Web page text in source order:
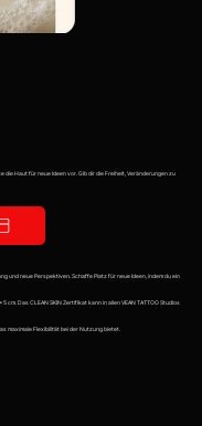
Haut für neue Ideen vor. Gib dir die Freiheit, Veränderungen zu
und neue Perspektiven. Schaffe Platz für neue Ideen, indem du ein
Das CLEAN SKIN Zertifikat kann in allen VEAN TATTOO Studios
maximale Flexibilität bei der Nutzung bietet.